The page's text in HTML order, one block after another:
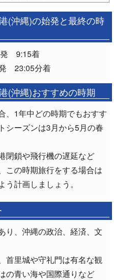
(沖縄)の始発と最終の時
9:15着
23:05分着
(沖縄)おすすめの時期
、1年中どの時期でもおすす
シーズンは3月から5月の春
閉鎖や飛行機の遅延など
この時期旅行をする場合は
計画しましょう。
り、沖縄の政治、経済、文
首里城や守礼門は有名な観
の青い海や国際通りなど